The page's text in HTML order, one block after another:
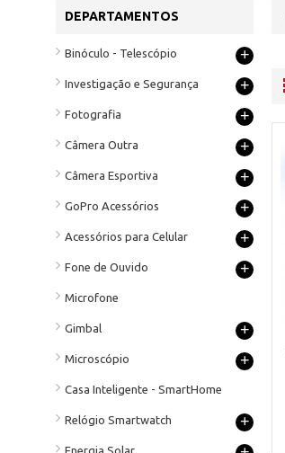
DEPARTAMENTOS
Binóculo - Telescópio +
Investigação e Segurança +
Fotografia +
Câmera Outra +
Câmera Esportiva +
GoPro Acessórios +
Acessórios para Celular +
Fone de Ouvido +
Microfone
Gimbal +
Microscópio +
Casa Inteligente - SmartHome
Relógio Smartwatch +
Energia Solar